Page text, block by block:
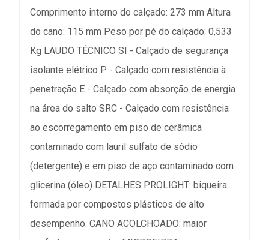
Comprimento interno do calçado: 273 mm Altura
do cano: 115 mm Peso por pé do calçado: 0,533
Kg LAUDO TÉCNICO SI - Calçado de segurança
isolante elétrico P - Calçado com resistência à
penetração E - Calçado com absorção de energia
na área do salto SRC - Calçado com resistência
ao escorregamento em piso de cerâmica
contaminado com lauril sulfato de sódio
(detergente) e em piso de aço contaminado com
glicerina (óleo) DETALHES PROLIGHT: biqueira
formada por compostos plásticos de alto
desempenho. CANO ACOLCHOADO: maior